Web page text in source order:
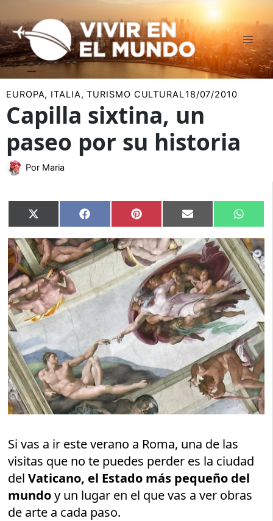
al
contenido
EUROPA, ITALIA,TURISMO CULTURAL18/07/2010
Capilla sixtina, un
paseo por su historia
Por Maria
Compartir
en
X
(Twitter)
Compartir
en
Facebook Compartir
en
Pinterest Compartir
en
Email
en
Si vas a ir este verano a Roma, una de las
visitas que no te puedes perder es la ciudad
delVaticano, el Estado más pequeño del
mundoy un lugar en el que vas a ver obras
de arte a cada paso.